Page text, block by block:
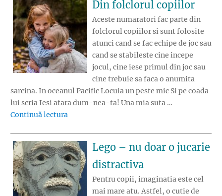
Din folclorul copiilor
Aceste numaratori fac parte din
folclorul copiilor si sunt folosite
atunci cand se fac echipe de joc sau
cand se stabileste cine incepe
jocul, cine iese primul din joc sau
cine trebuie sa faca o anumita
sarcina. In oceanul Pacific Locuia un peste mic Si pe coada
lui scria Iesi afara dum-nea-ta! Una mia suta …
Continuă lectura
Lego – nu doar o jucarie
distractiva
Pentru copii, imaginatia este cel
mai mare atu. Astfel, o cutie de